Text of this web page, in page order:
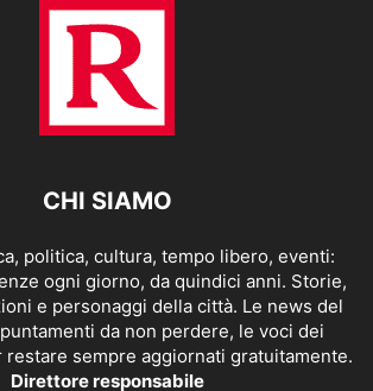
CHI SIAMO
politica, cultura, tempo libero, eventi:
ogni giorno, da quindici anni. Storie,
e personaggi della città. Le news del
da non perdere, le voci dei
restare sempre aggiornati gratuitamente.
Direttore responsabile